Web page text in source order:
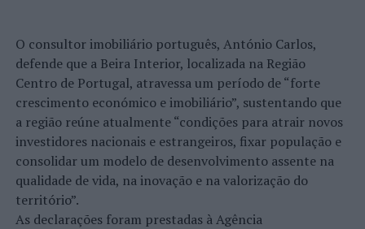
para esta realidade”, finalizou José Batista.
Por seu lado, o presidente da coletividade, Nelson
Queirós, assinalou que a concretização da obra é “fruto
da dedicação de toda a comunidade”, e destacou que
“sem o esforço de todos não seria possível estar a fazer
a inauguração das obras e do novo relvado sintético”.
A jornada terminou com um jogo das velhas guardas da
casa com uma equipa do Município.
O consultor imobiliário português, António Carlos,
defende que a Beira Interior, localizada na Região
Centro de Portugal, atravessa um período de “forte
crescimento económico e imobiliário”, sustentando que
a região reúne atualmente “condições para atrair novos
investidores nacionais e estrangeiros, fixar população e
consolidar um modelo de desenvolvimento assente na
qualidade de vida, na inovação e na valorização do
território”.
As declarações foram prestadas à Agência